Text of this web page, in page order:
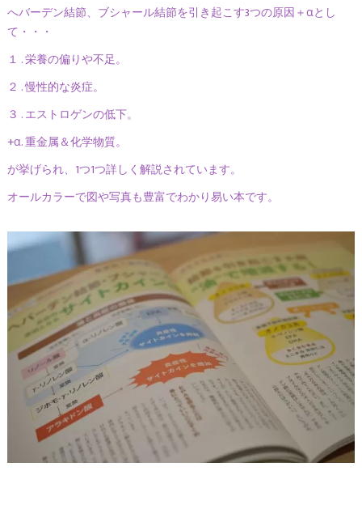
へバーデン結節、ブシャール結節を引き起こす3つの原因＋αとし
て・・・
１ . 栄養の偏りや不足。
２ . 慢性的な炎症。
３ . エストロゲンの低下。
+α. 重金属＆化学物質。
が挙げられ、1つ1つ詳しく解説されています。
オールカラーで図や写真も豊富でわかり易い本です。